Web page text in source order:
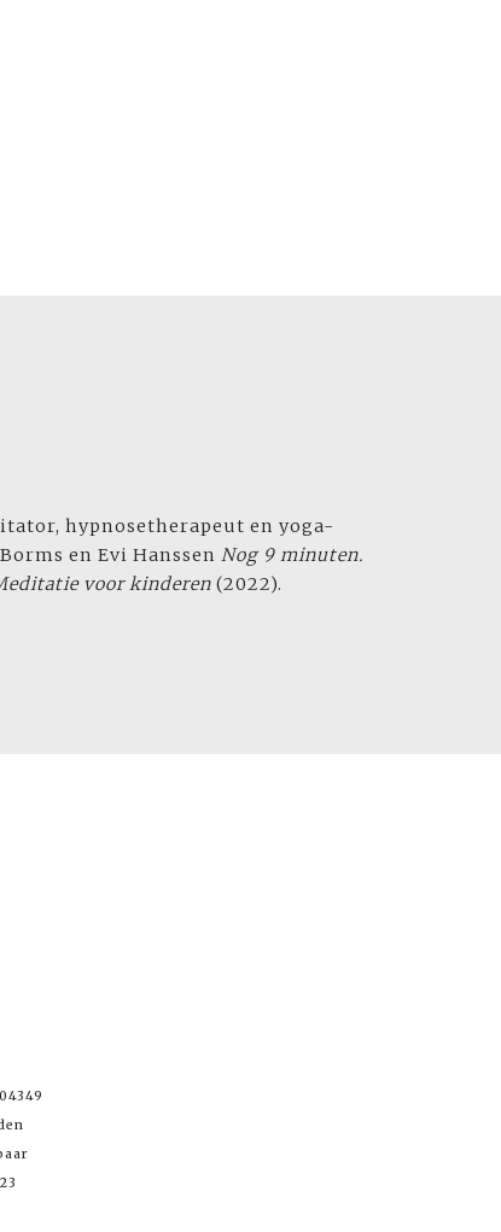
hypnosetherapeut en yoga-
en Evi Hanssen Nog 9 minuten.
voor kinderen (2022).